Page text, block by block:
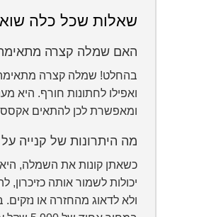
שאלות שכל כלה
האם שמלה קצרה מתאימה
בהחלט! שמלה קצרה מתאימה
ואפילו לחתונות חורף. היא
ומאפשרת לכן להתאים
מה היתרונות של קנייה
כשאתן קונות את השמלה,
יכולות לשמור אותה כזיכרון,
ולא לדאוג מהחזרה או